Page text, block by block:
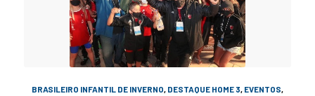
BRASILEIRO INFANTIL DE INVERNO, DESTAQUE HOME 3, EVENTOS,